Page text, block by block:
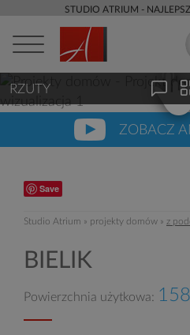
STUDIO ATRIUM -
ZOBACZ
Save
Studio Atrium » projekty domów » z
BIELIK
Powierzchnia użytkowa:
RZUTY